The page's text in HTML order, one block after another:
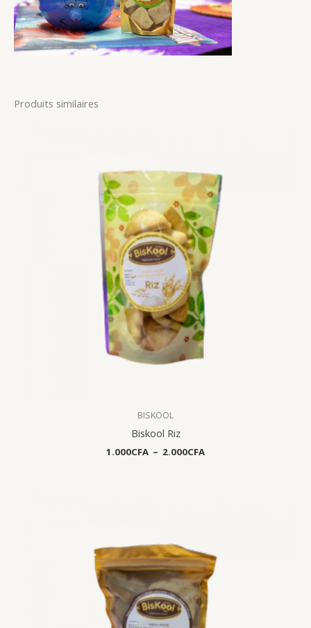
Produits similaires
BISKOOL
Biskool Riz
1.000CFA – 2.000CFA
à
2.000CFA
2.000CFA